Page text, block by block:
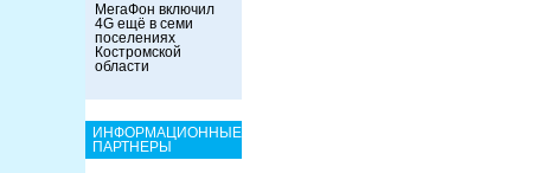
МегаФон включил
4G ещё в семи
поселениях
Костромской
области
ИНФОРМАЦИОННЫЕ
ПАРТНЕРЫ